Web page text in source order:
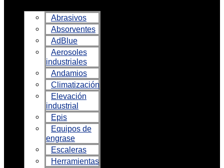
Abrasivos
Absorventes
AdBlue
Aerosoles
industriales
Andamios
Climatización
Elevación
industrial
Epis
Equipos de
engrase
Escaleras
Herramientas